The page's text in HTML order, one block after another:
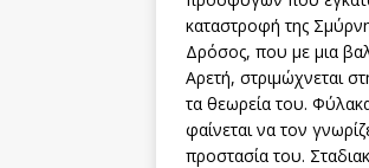
καταστροφή της
Δρόσος, που με μια
Αρετή, στριμώχνεται
τα θεωρεία του.
φαίνεται να τον
προστασία του.